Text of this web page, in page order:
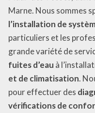
Marne. Nous sommes
l’installation de
particuliers et les
grande variété de
fuites d’eau à
et de climatisation.
pour effectuer des
vérifications de